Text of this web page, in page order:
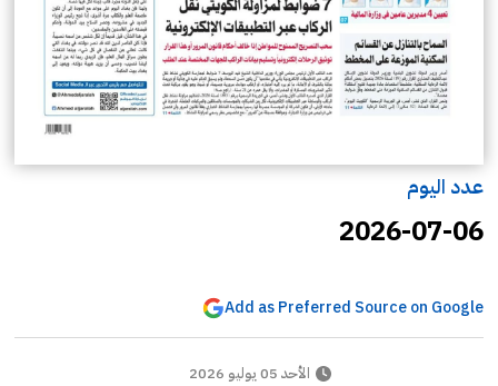
عدد اليوم
2026-07-06
Add as Preferred Source on Google
الأحد 05 يوليو 2026